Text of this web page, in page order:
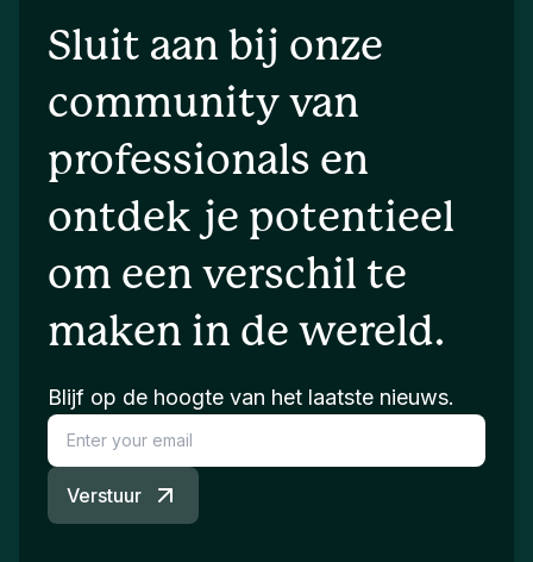
Sluit aan bij onze
community van
professionals en
ontdek je potentieel
om een verschil te
maken in de wereld.
Blijf op de hoogte van het laatste nieuws.
Verstuur